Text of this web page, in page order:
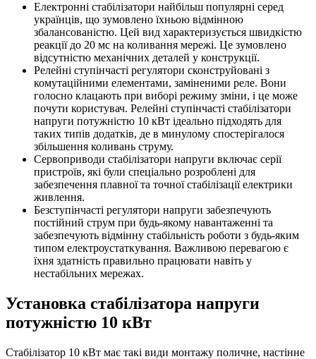
Електронні стабілізатори найбільш популярні серед
українців, що зумовлено їхньою відмінною
збалансованістю. Цей вид характеризується швидкістю
реакції до 20 мс на коливання мережі. Це зумовлено
відсутністю механічних деталей у конструкції.
Релейні ступінчасті регулятори сконструйовані з
комутаційними елементами, заміненими реле. Вони
голосно клацають при виборі режиму зміни, і це може
почути користувач. Релейні ступінчасті стабілізатори
напруги потужністю 10 кВт ідеально підходять для
таких типів додатків, де в минулому спостерігалося
збільшення коливань струму.
Сервоприводи стабілізатори напруги включає серії
пристроїв, які були спеціально розроблені для
забезпечення плавної та точної стабілізації електрики
живлення.
Безступінчасті регулятори напруги забезпечують
постійний струм при будь-якому навантаженні та
забезпечують відмінну стабільність роботи з будь-яким
типом електроустаткування. Важливою перевагою є
їхня здатність правильно працювати навіть у
нестабільних мережах.
Установка стабілізатора напруги
потужністю 10 кВт
Стабілізатор 10 кВт має такі види монтажу поличне, настінне